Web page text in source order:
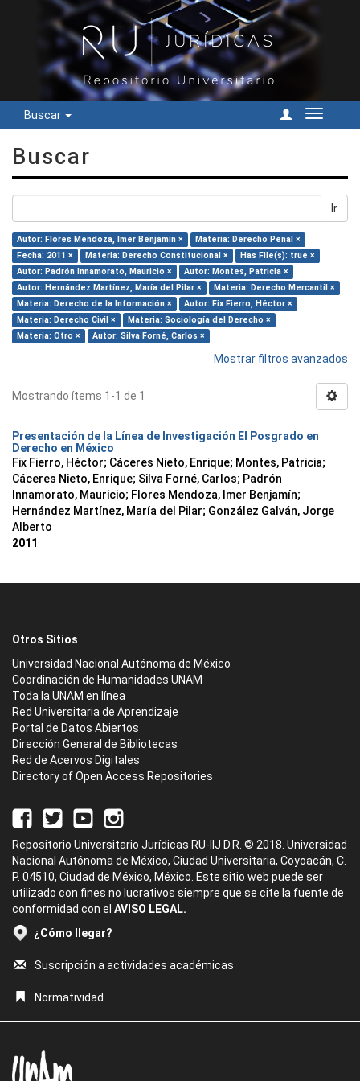
Buscar
Cambiar
Buscar
Ir
Autor: Flores Mendoza, Imer Benjamín ×
Materia: Derecho Penal ×
Fecha: 2011 ×
Materia: Derecho Constitucional ×
Has File(s): true ×
Autor: Padrón Innamorato, Mauricio ×
Autor: Montes, Patricia ×
Autor: Hernández Martínez, María del Pilar ×
Materia: Derecho Mercantil ×
Materia: Derecho de la Información ×
Autor: Fix Fierro, Héctor ×
Materia: Derecho Civil ×
Materia: Sociología del Derecho ×
Materia: Otro ×
Autor: Silva Forné, Carlos ×
Mostrar filtros avanzados
Mostrando ítems 1-1 de 1
Presentación de la Línea de Investigación El Posgrado en
Derecho en México
Fix Fierro, Héctor; Cáceres Nieto, Enrique; Montes, Patricia;
Cáceres Nieto, Enrique; Silva Forné, Carlos; Padrón
Innamorato, Mauricio; Flores Mendoza, Imer Benjamín;
Hernández Martínez, María del Pilar; González Galván, Jorge
Alberto
2011
Otros Sitios
Universidad Nacional Autónoma de México
Coordinación de Humanidades UNAM
Toda la UNAM en línea
Red Universitaria de Aprendizaje
Portal de Datos Abiertos
Dirección General de Bibliotecas
Red de Acervos Digitales
Directory of Open Access Repositories
Repositorio Universitario Jurídicas RU-IIJ D.R. © 2018. Universidad
Nacional Autónoma de México, Ciudad Universitaria, Coyoacán, C.
P. 04510, Ciudad de México, México. Este sitio web puede ser
utilizado con fines no lucrativos siempre que se cite la fuente de
conformidad con el AVISO LEGAL.
¿Cómo llegar?
Suscripción a actividades académicas
Normatividad